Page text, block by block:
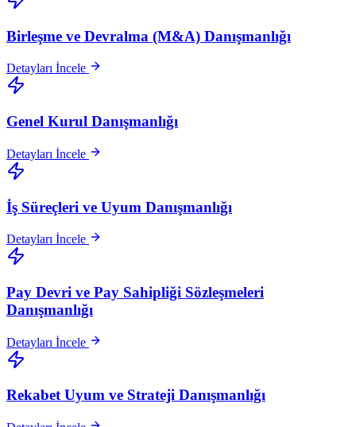
Birleşme ve Devralma (M&A) Danışmanlığı
Detayları İncele
Genel Kurul Danışmanlığı
Detayları İncele
İş Süreçleri ve Uyum Danışmanlığı
Detayları İncele
Pay Devri ve Pay Sahipliği Sözleşmeleri
Danışmanlığı
Detayları İncele
Rekabet Uyum ve Strateji Danışmanlığı